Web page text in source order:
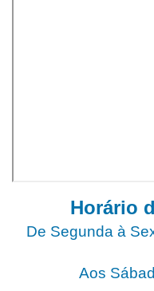
Horário
De Segunda à
Aos